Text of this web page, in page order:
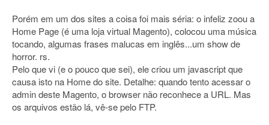
Porém em um dos sites a coisa foi mais séria: o infeliz zoou a
Home Page (é uma loja virtual Magento), colocou uma música
tocando, algumas frases malucas em inglês...um show de
horror. rs.
Pelo que vi (e o pouco que sei), ele criou um javascript que
causa isto na Home do site. Detalhe: quando tento acessar o
admin deste Magento, o browser não reconhece a URL. Mas
os arquivos estão lá, vê-se pelo FTP.